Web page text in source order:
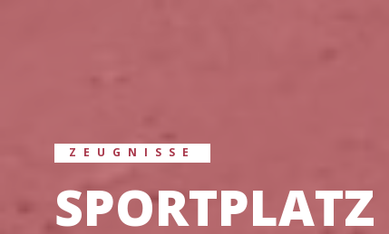
ZEUGNISSE